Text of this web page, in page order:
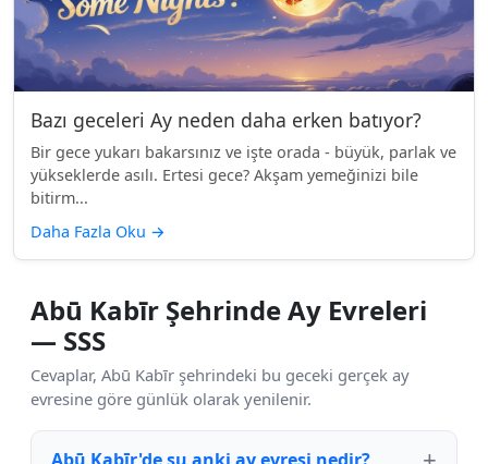
Bazı geceleri Ay neden daha erken batıyor?
Bir gece yukarı bakarsınız ve işte orada - büyük, parlak ve
yükseklerde asılı. Ertesi gece? Akşam yemeğinizi bile
bitirm...
Daha Fazla Oku →
Abū Kabīr Şehrinde Ay Evreleri
— SSS
Cevaplar, Abū Kabīr şehrindeki bu geceki gerçek ay
evresine göre günlük olarak yenilenir.